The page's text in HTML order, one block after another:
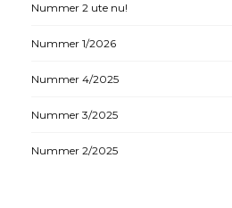
Nummer 2 ute nu!
Nummer 1/2026
Nummer 4/2025
Nummer 3/2025
Nummer 2/2025